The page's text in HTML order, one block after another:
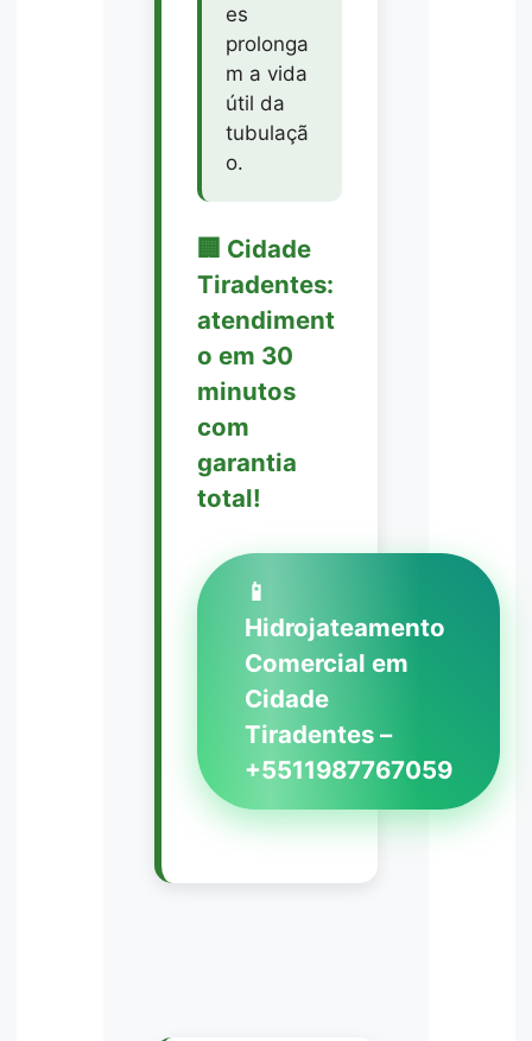
es
prolonga
m a vida
útil da
tubulaçã
o.
🏢 Cidade
Tiradentes:
atendiment
o em 30
minutos
com
garantia
total!
📱
Hidrojateamento
Comercial em
Cidade
Tiradentes –
+5511987767059